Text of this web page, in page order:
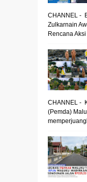
CHANNEL -
Zulkarnain
Rencana Aksi
CHANNEL -
(Pemda)